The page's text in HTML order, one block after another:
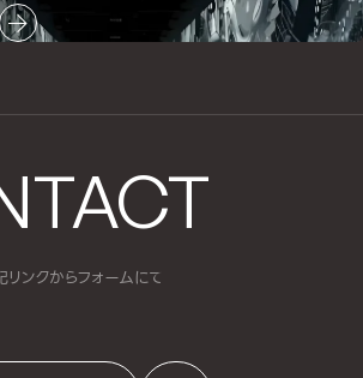
ンクからフォームにて